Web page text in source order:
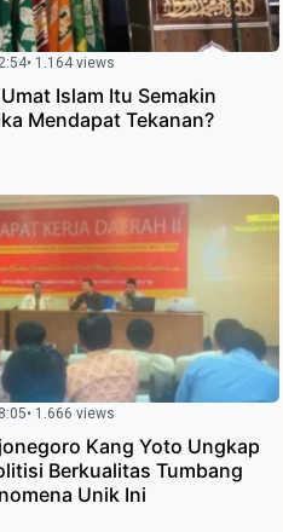
• 1.164 views
Islam Itu Semakin
Mendapat Tekanan?
• 1.666 views
Kang Yoto Ungkap
Berkualitas Tumbang
Unik Ini